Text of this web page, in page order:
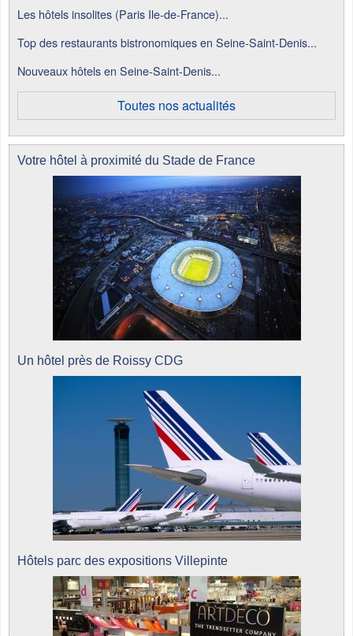
Les hôtels insolites (Paris Ile-de-France)...
Top des restaurants bistronomiques en Seine-Saint-Denis...
Nouveaux hôtels en Seine-Saint-Denis...
Toutes nos actualités
Votre hôtel à proximité du Stade de France
Un hôtel près de Roissy CDG
Hôtels parc des expositions Villepinte